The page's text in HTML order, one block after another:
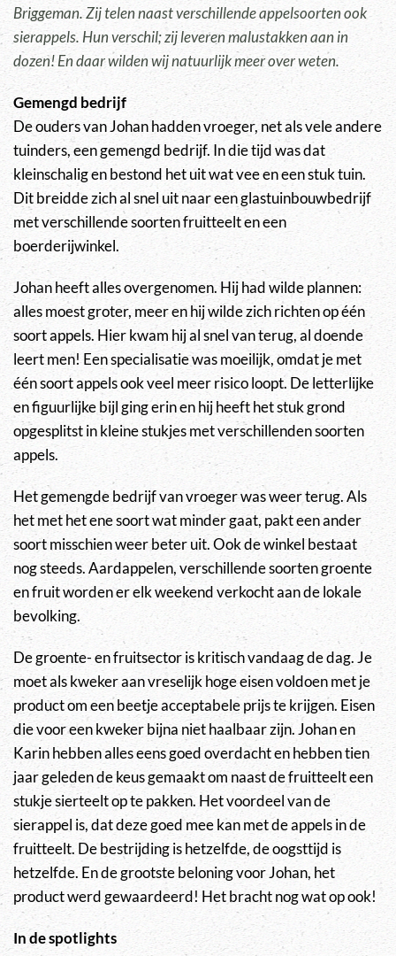
Briggeman. Zij telen naast verschillende appelsoorten ook
sierappels. Hun verschil; zij leveren malustakken aan in
dozen! En daar wilden wij natuurlijk meer over weten.
Gemengd bedrijf
De ouders van Johan hadden vroeger, net als vele andere
tuinders, een gemengd bedrijf. In die tijd was dat
kleinschalig en bestond het uit wat vee en een stuk tuin.
Dit breidde zich al snel uit naar een glastuinbouwbedrijf
met verschillende soorten fruitteelt en een
boerderijwinkel.
Johan heeft alles overgenomen. Hij had wilde plannen:
alles moest groter, meer en hij wilde zich richten op één
soort appels. Hier kwam hij al snel van terug, al doende
leert men! Een specialisatie was moeilijk, omdat je met
één soort appels ook veel meer risico loopt. De letterlijke
en figuurlijke bijl ging erin en hij heeft het stuk grond
opgesplitst in kleine stukjes met verschillenden soorten
appels.
Het gemengde bedrijf van vroeger was weer terug. Als
het met het ene soort wat minder gaat, pakt een ander
soort misschien weer beter uit. Ook de winkel bestaat
nog steeds. Aardappelen, verschillende soorten groente
en fruit worden er elk weekend verkocht aan de lokale
bevolking.
De groente- en fruitsector is kritisch vandaag de dag. Je
moet als kweker aan vreselijk hoge eisen voldoen met je
product om een beetje acceptabele prijs te krijgen. Eisen
die voor een kweker bijna niet haalbaar zijn. Johan en
Karin hebben alles eens goed overdacht en hebben tien
jaar geleden de keus gemaakt om naast de fruitteelt een
stukje sierteelt op te pakken. Het voordeel van de
sierappel is, dat deze goed mee kan met de appels in de
fruitteelt. De bestrijding is hetzelfde, de oogsttijd is
hetzelfde. En de grootste beloning voor Johan, het
product werd gewaardeerd! Het bracht nog wat op ook!
In de spotlights